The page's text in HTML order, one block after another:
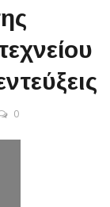
0